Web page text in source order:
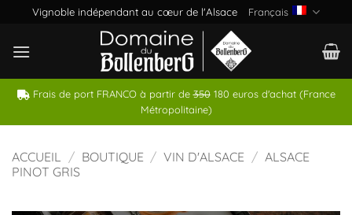
Passer
contenu
Vignoble indépendant au cœur de l'Alsace Français
Frais de port FRANCO à partir de350180 euros d'achat (France
Métropolitaine)
ACCUEIL / BOUTIQUE / VIN D'ALSACE / ALSACE
PINOT GRIS